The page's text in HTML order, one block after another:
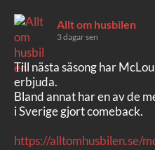
Allt om husbilen
3 dagar sen
Till nästa säsong har
erbjuda.
Bland annat har en av de
i Sverige gjort comeback.
https://alltomhusbilen.se/